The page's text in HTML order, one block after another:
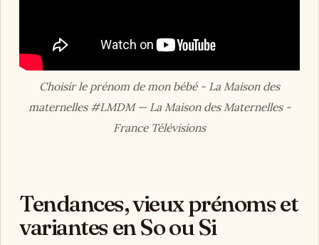
Choisir le prénom de mon bébé - La Maison des
maternelles #LMDM — La Maison des Maternelles -
France Télévisions
Tendances, vieux prénoms et
variantes en So ou Si